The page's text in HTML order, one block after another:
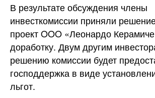
В результате обсуждения члены
инвесткомиссии приняли
проект OOO «Леонардо
доработку. Двум другим
решению комиссии будет
господдержка в виде
льгот.